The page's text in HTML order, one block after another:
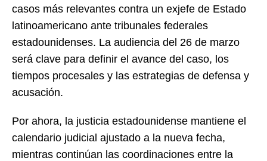
casos más relevantes contra un exjefe de Estado
latinoamericano ante tribunales federales
estadounidenses. La audiencia del 26 de marzo
será clave para definir el avance del caso, los
tiempos procesales y las estrategias de defensa y
acusación.
Por ahora, la justicia estadounidense mantiene el
calendario judicial ajustado a la nueva fecha,
mientras continúan las coordinaciones entre la